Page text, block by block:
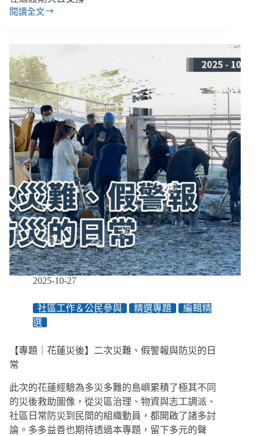
閱讀全文
【城
４】
艋
舺
公
園
改
建
後，
街
友
都
去
哪
兒
了？
2025-10-27
社區工作＆公民參與 精選專題
編輯精
選
【專題｜花蓮災後】二次災難、假警報與防災的日
常
此次的花蓮經驗為多災多難的島嶼累積了極其不同
的災後救助圖像，從災區治理、物資與志工調派、
社區日常防災到民間的組織動員，都開啟了諸多討
論。多多益善也期待透過本專題，留下多元的聲